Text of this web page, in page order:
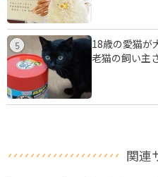
5
18歳の愛猫が
老猫の飼い主
関連